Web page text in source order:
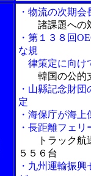
・物流の次期
諸課題への
・第１３８回
な規
律策定に向け
韓国の公的
・山縣記念財
定
・海保庁が海
・長距離フェ
トラック
５５６台
・九州運輸振